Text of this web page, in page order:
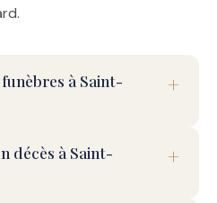
à Saint-
décès à Saint-